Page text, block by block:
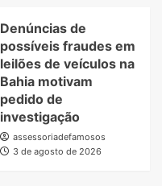
Denúncias de
possíveis fraudes em
leilões de veículos na
Bahia motivam
pedido de
investigação
assessoriadefamosos
3 de agosto de 2026